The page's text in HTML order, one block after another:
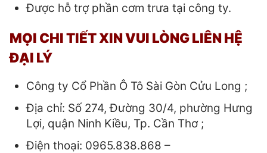
Được hỗ trợ phần cơm trưa tại công ty.
MỌI CHI TIẾT XIN VUI LÒNG LIÊN HỆ
ĐẠI LÝ
Công ty Cổ Phần Ô Tô Sài Gòn Cửu Long ;
Địa chỉ: Số 274, Đường 30/4, phường Hưng
Lợi, quận Ninh Kiều, Tp. Cần Thơ ;
Điện thoại: 0965.838.868 –